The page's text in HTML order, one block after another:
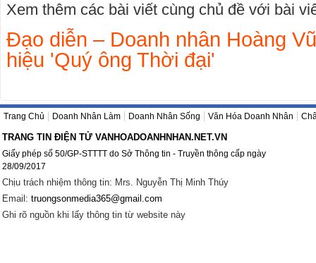
Xem thêm các bài viết cùng chủ đề với bài
Đạo diễn – Doanh nhân Hoàng
hiệu 'Quý ông Thời đại'
Trang Chủ Doanh Nhân Làm Doanh Nhân Sống Văn Hóa Doanh Nhân
TRANG TIN ĐIỆN TỬ VANHOADOANHNHAN.NET.VN
Giấy phép số 50/GP-STTTT do Sở Thông tin - Truyền thông cấp ngày
28/09/2017
Chịu trách nhiệm thông tin: Mrs. Nguyễn Thị Minh Thúy
Email: truongsonmedia365@gmail.com
Ghi rõ nguồn khi lấy thông tin từ website này